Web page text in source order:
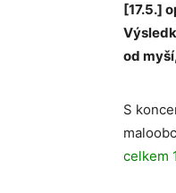
[17.5.]
od
S
celkem